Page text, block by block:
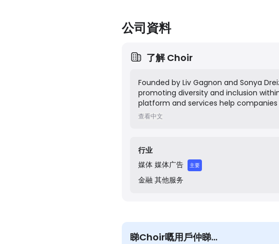
公司資料
了解Choir
Founded by Liv Gagnon and Sonya
promoting diversity and inclusion
platform and services help
people, and people of color in their
representation in financial media.
查看中文
行业
媒体 媒体广告 主要
金融 其他服务
睇Choir嘅用戶仲睇…